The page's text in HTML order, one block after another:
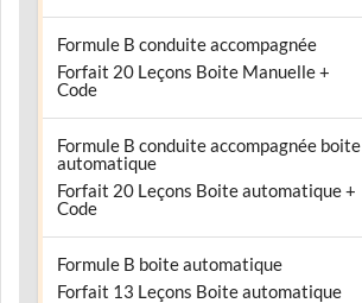
Formule B conduite accompagnée
Forfait 20 Leçons Boite Manuelle +
Code
Formule B conduite accompagnée boite
automatique
Forfait 20 Leçons Boite automatique +
Code
Formule B boite automatique
Forfait 13 Leçons Boite automatique